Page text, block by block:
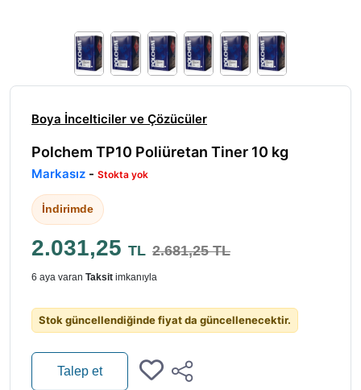
Boya İncelticiler ve Çözücüler
Polchem TP10 Poliüretan Tiner 10 kg
Markasız - Stokta yok
İndirimde
2.031,25 TL 2.681,25 TL
6 aya varan Taksit imkanıyla
Stok güncellendiğinde fiyat da güncellenecektir.
Talep et